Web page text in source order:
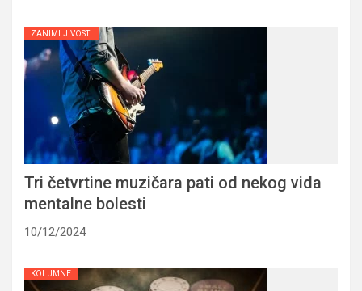
ZANIMLJIVOSTI
Tri četvrtine muzičara pati od nekog vida
mentalne bolesti
10/12/2024
KOLUMNE